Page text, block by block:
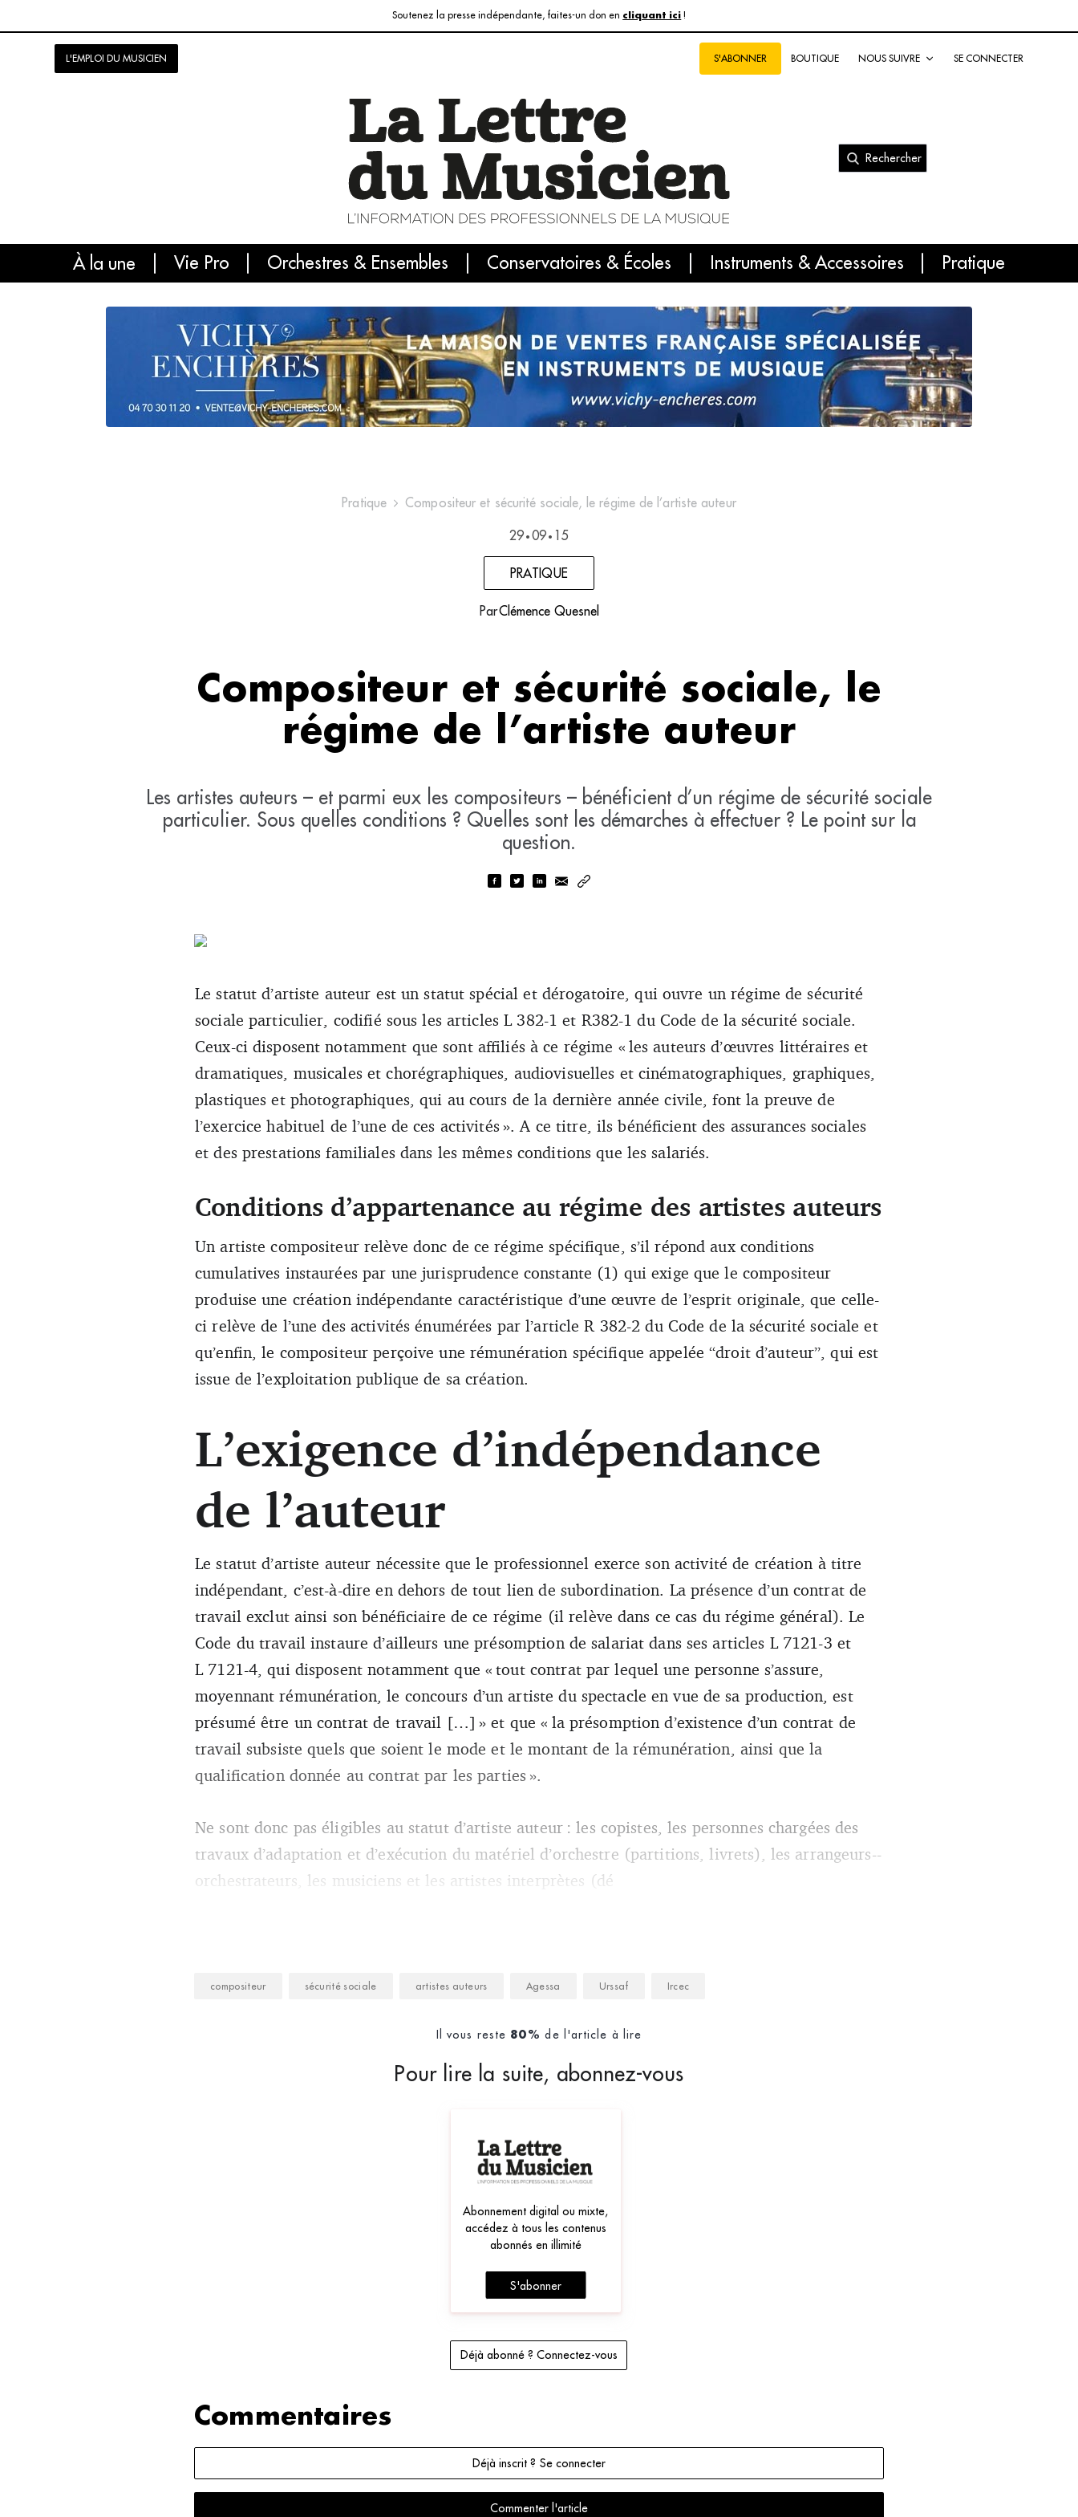
Soutenez la presse indépendante, faites-un don en cliquant ici !
L'EMPLOI DU MUSICIEN S'ABONNER BOUTIQUE NOUS SUIVRE SE CONNECTER
Rechercher
À la une Vie Pro Orchestres & Ensembles Conservatoires & Écoles Instruments & Accessoires Pratique
L'info du jour Le numéro du mois International
Pratique Compositeur et sécurité sociale, le régime de l’artiste auteur
29 • 09 • 15
PRATIQUE
ParClémence Quesnel
Compositeur et sécurité sociale, le
régime de l’artiste auteur
Les artistes auteurs – et parmi eux les compositeurs – bénéficient d’un régime de sécurité sociale
particulier. Sous quelles conditions ? Quelles sont les démarches à effectuer ? Le point sur la
question.
Le statut d’artiste auteur est un statut spécial et dérogatoire, qui ouvre un régime de sécurité
sociale particulier, codifié sous les articles L 382-1 et R382-1 du Code de la sécurité sociale.
Ceux-ci disposent notamment que sont affiliés à ce régime « les auteurs d’œuvres littéraires et
dramatiques, musicales et chorégraphiques, audiovisuelles et cinématographiques, graphiques,
plastiques et photographiques, qui au cours de la dernière année civile, font la preuve de
l’exercice habituel de l’une de ces activités ». A ce titre, ils bénéficient des assurances sociales
et des prestations familiales dans les mêmes conditions que les salariés.
Conditions d’appartenance au régime des artistes auteurs
Un artiste compositeur relève donc de ce régime spécifique, s’il répond aux conditions
cumulatives instaurées par une jurisprudence constante (1) qui exige que le compositeur
produise une création indépendante caractéristique d’une œuvre de l’esprit originale, que celle-
ci relève de l’une des activités énumérées par l’article R 382-2 du Code de la sécurité sociale et
qu’enfin, le compositeur perçoive une rémunération spécifique appelée “droit d’auteur”, qui est
issue de l’exploitation publique de sa création.
L’exigence d’indépendance
de l’auteur
Le statut d’artiste auteur nécessite que le professionnel exerce son activité de création à titre
indépendant, c’est-à-dire en dehors de tout lien de subordination. La présence d’un contrat de
travail exclut ainsi son bénéficiaire de ce régime (il relève dans ce cas du régime général). Le
Code du travail instaure d’ailleurs une présomption de salariat dans ses articles L 7121-3 et
L 7121-4, qui disposent notamment que « tout contrat par lequel une personne s’assure,
moyennant rémunération, le concours d’un artiste du spectacle en vue de sa production, est
présumé être un contrat de travail […] » et que « la présomption d’existence d’un contrat de
travail subsiste quels que soient le mode et le montant de la rémunération, ainsi que la
qualification donnée au contrat par les parties ».
Ne sont donc pas éligibles au statut d’artiste auteur : les copistes, les personnes chargées des
travaux d’adaptation et d’exécution du matériel d’orchestre (partitions, livrets), les arrangeurs-­
orchestrateurs, les musiciens et les artistes interprètes (dé
compositeur sécurité sociale artistes auteurs Agessa Urssaf Ircec
Il vous reste 80% de l'article à lire
Pour lire la suite, abonnez-vous
Abonnement digital ou mixte,
accédez à tous les contenus
abonnés en illimité
S'abonner
Déjà abonné ? Connectez-vous
Commentaires
Déjà inscrit ? Se connecter
Commenter l'article